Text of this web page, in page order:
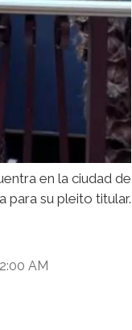
en la ciudad de
para su pleito titular.
AM